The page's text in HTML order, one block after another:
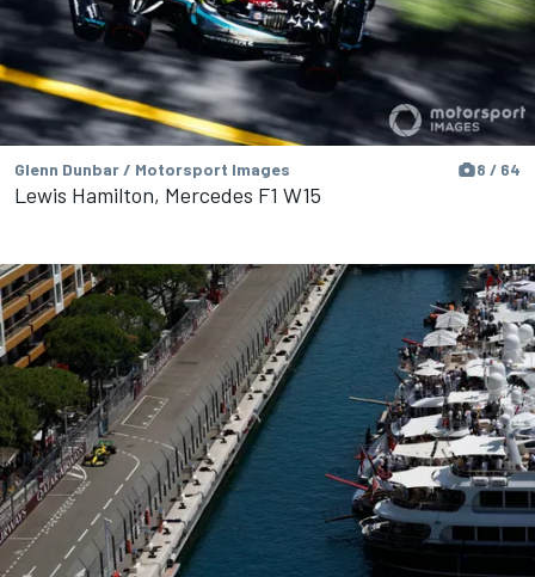
Glenn Dunbar / Motorsport Images 8 / 64
Lewis Hamilton, Mercedes F1 W15